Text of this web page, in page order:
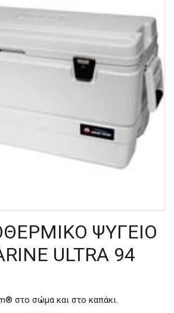
ΨΥΓΕΙΟ
ULTRA 94
στο σώμα και στο καπάκι.